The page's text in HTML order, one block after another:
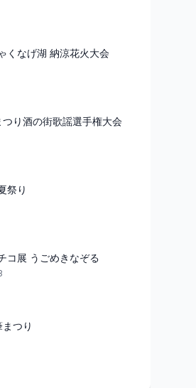
第4回 うずい祭り
くなげ湖 納涼花火大会
り酒の街歌謡選手権大会
祭り
コ展 うごめきなぞる
つり